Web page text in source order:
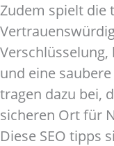
Zudem spielt die
und eine
tragen dazu bei,
sicheren Ort für
Diese SEO tipps